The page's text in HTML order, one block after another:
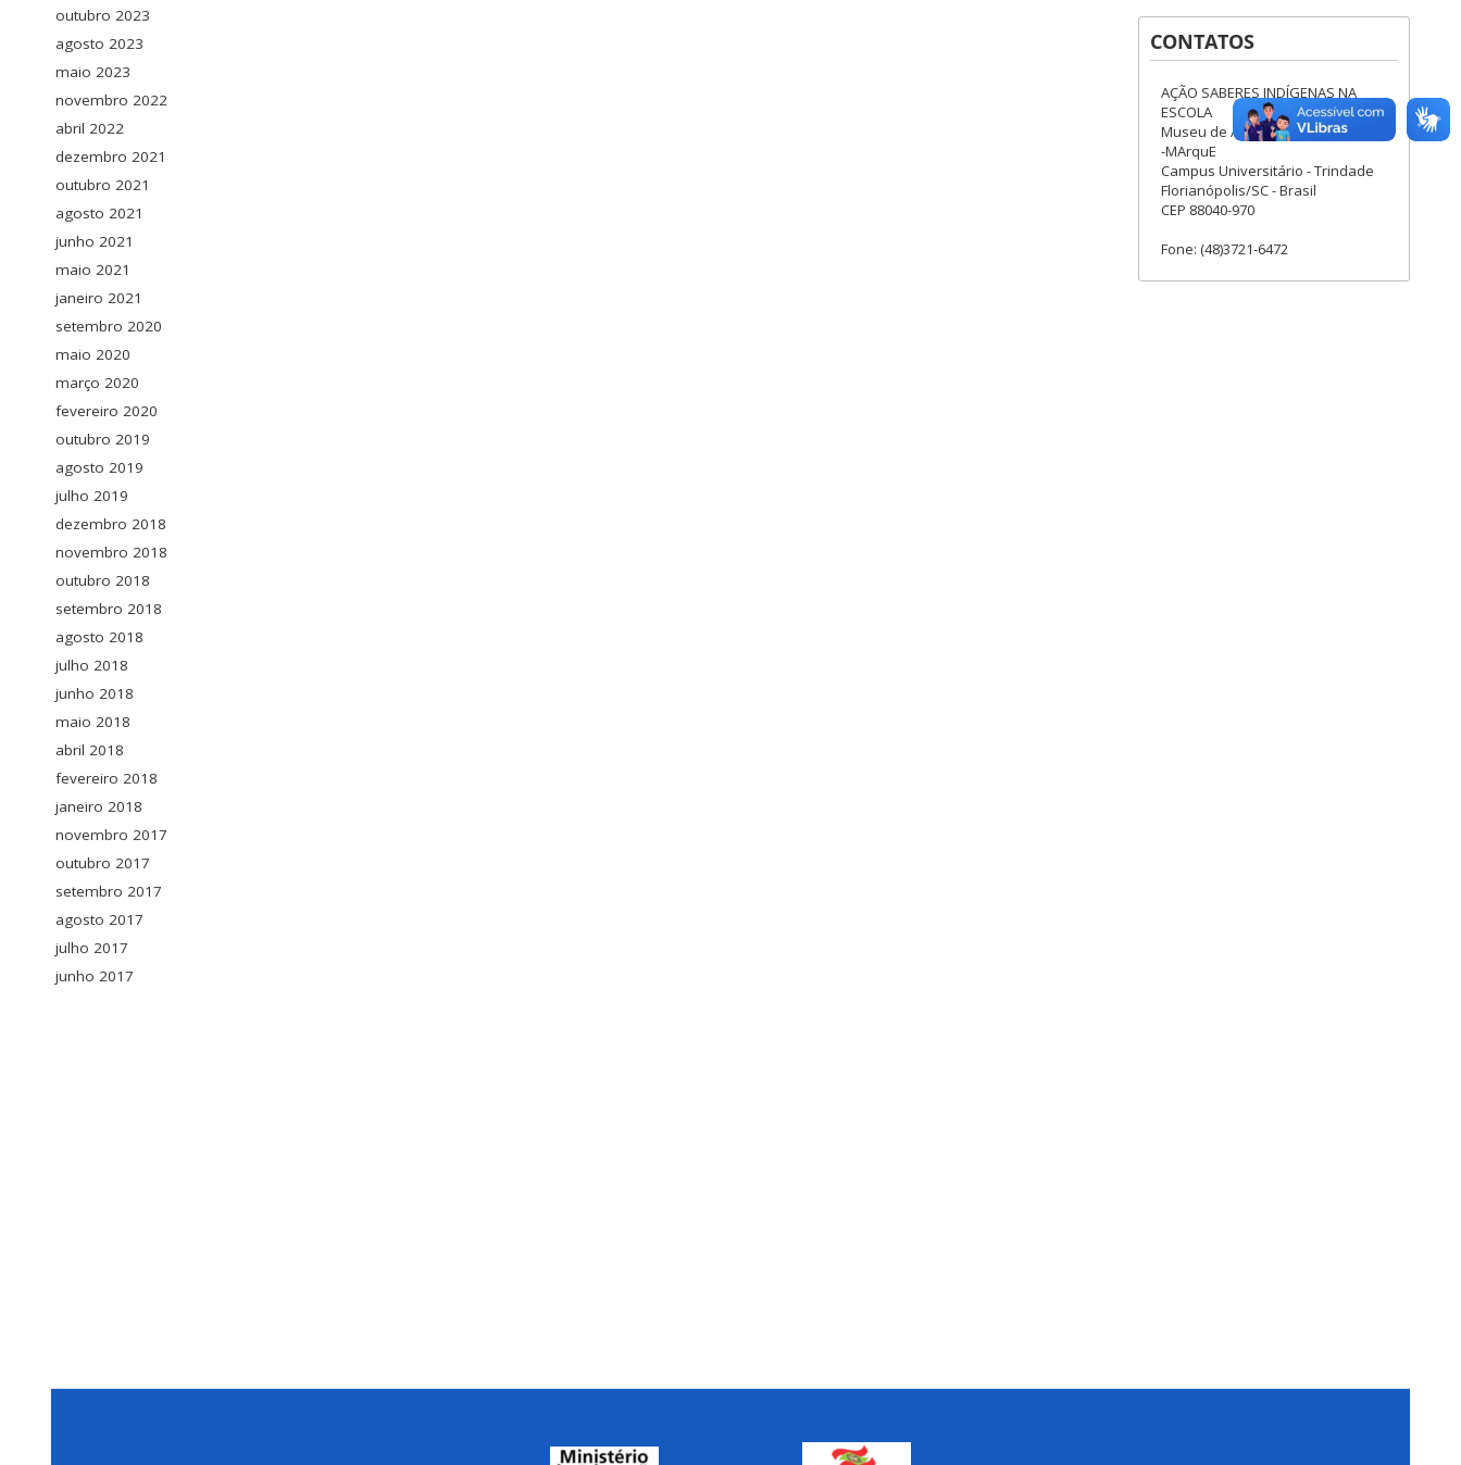
outubro 2023
agosto 2023
maio 2023
novembro 2022
abril 2022
dezembro 2021
outubro 2021
agosto 2021
junho 2021
maio 2021
janeiro 2021
setembro 2020
maio 2020
março 2020
fevereiro 2020
outubro 2019
agosto 2019
julho 2019
dezembro 2018
novembro 2018
outubro 2018
setembro 2018
agosto 2018
julho 2018
junho 2018
maio 2018
abril 2018
fevereiro 2018
janeiro 2018
novembro 2017
outubro 2017
setembro 2017
agosto 2017
julho 2017
junho 2017
CONTATOS
AÇÃO SABERES INDÍGENAS NA
ESCOLA
Museu de Arqueologia e Etnologia
-MArquE
Campus Universitário - Trindade
Florianópolis/SC - Brasil
CEP 88040-970
Fone: (48)3721-6472